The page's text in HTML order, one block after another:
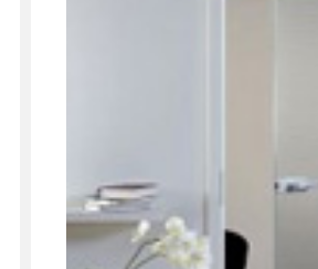
LES CHARNIÈRES DE PORTE EN